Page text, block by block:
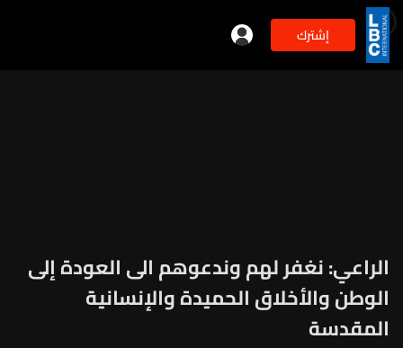
إشترك 2min
الراعي: نغفر لهم وندعوهم الى العودة إلى
الوطن والأخلاق الحميدة والإنسانية
المقدسة